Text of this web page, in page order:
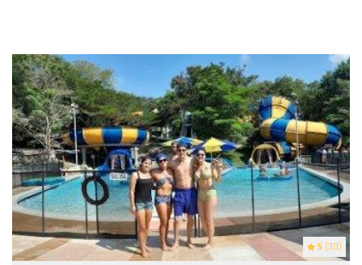
5 (30)